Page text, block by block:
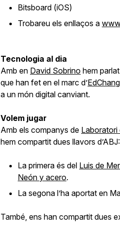
Bitsboard (iOS)
Trobareu els enllaços a
Tecnologia al dia
Amb en David Sobrino hem
que han fet en el marc d’
a un món digital canviant.
Volem jugar
Amb els companys de Laboratori
hem compartit dues llavors d’ABJ:
La primera és del Luis de
Neón y acero.
La segona l’ha aportat en
També, ens han compartit dues